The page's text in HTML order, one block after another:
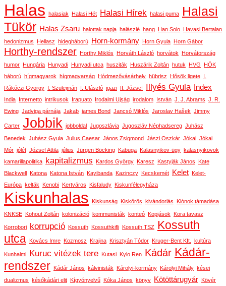
Halas halasiak Halasi Hét Halasi Hírek halasi puma
Halasi
Tükör Halas Zsaru halottak napja halászlé hang Han Solo Havasi Bertalan
hedonizmus Hellasz hidegháború Horn-kormány Horn Gyula Horn Gábor
Horthy-rendszer Horthy Miklós Horváth László horvátok Horvátország
humor Hungária Hunyadi Hunyadi utca husziták Huszárik Zoltán hutuk HVG HÖK
háború hígmagyarok hígmagyarság Hódmezővásárhely hübrisz Hősök ligete I.
Rákóczi György I. Szulejmán I. Ulászló igazi II. József Illyés Gyula Index
India Internetto intrikusok Irapuato Irodalmi Ujság irodalom István J. J. Abrams J. R.
Ewing Jadviga párnája Jakab james Bond Jancsó Miklós Jaroslav Hašek Jimmy
Carter Jobbik jobboldal Jugoszlávia Jugoszláv Néphadsereg Juhász
Benedek Juhász Gyula Julius Caesar János Zsigmond Jászi Oszkár Jókai Jókai
Mór jólét József Attila július Jürgen Böcking Kabuga Kalasnyikov-ügy kalasnyikovok
kamarillapolitika kapitalizmus Kardos György Karesz Kastyják János Kate
Blackwell Katona Katona István Kayibanda Kazinczy Kecskemét Kelet Kelet-
Európa kelták Kenobi Kertváros Kisfaludy Kiskunfélegyháza
Kiskunhalas Kiskunság Kiskőrös kivándorlás Klónok támadása
KNKSE Kohout Zoltán kolonizáció kommunisták konteó Kopjások Kora tavasz
Korrobori korrupció Kossuth Kossuthkifli Kossuth TSZ Kossuth
utca Kovács Imre Kozmosz Krajina Krisztyán Tódor Kruger-Bent Kft. kultúra
Kunhalmi Kuruc vitézek tere Kutasi Kylo Ren Kádár Kádár-
rendszer Kádár János kálvinisták Károlyi-kormány Károlyi Mihály kései
dualizmus későkádári elit Kígyónyelvű Kóka János könyv Kötöttárugyár Kövér